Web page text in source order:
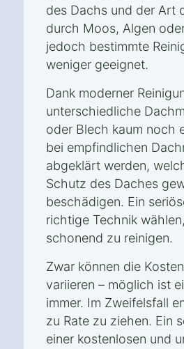
des Dachs und der Art
durch Moos, Algen
jedoch bestimmte
weniger geeignet.
Dank moderner
unterschiedliche
oder Blech kaum noch
bei empfindlichen
abgeklärt werden,
Schutz des Daches
beschädigen. Ein
richtige Technik
schonend zu reinigen.
Zwar können die
variieren – möglich ist
immer. Im Zweifelsfall
zu Rate zu ziehen. Ein
einer kostenlosen und